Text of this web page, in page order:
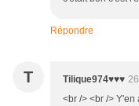
Répondre
T Tilique974♥♥♥
<br /> <br /> Y'en